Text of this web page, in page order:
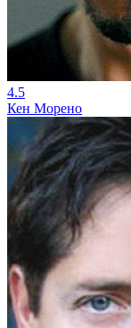
4.5
Кен Морено